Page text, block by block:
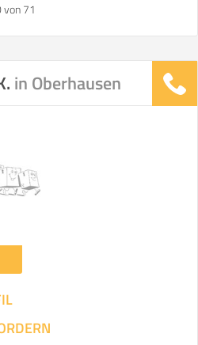
von 71
in Oberhausen